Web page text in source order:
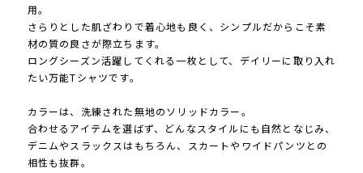
用。
さらりとした肌ざわりで着心地も良く、シンプルだからこそ素
材の質の良さが際立ちます。
ロングシーズン活躍してくれる一枚として、デイリーに取り入れ
たい万能Tシャツです。
カラーは、洗練された無地のソリッドカラー。
合わせるアイテムを選ばず、どんなスタイルにも自然となじみ、
デニムやスラックスはもちろん、スカートやワイドパンツとの
相性も抜群。